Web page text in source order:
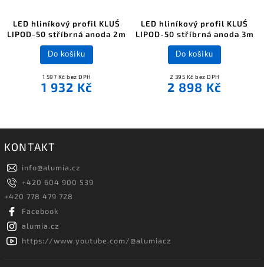
LED hliníkový profil KLUŚ
LIPOD-50 stříbrná anoda 2m
1 597 Kč bez DPH
1 932 Kč
Do košíku
LED hliníkový profil KLUŚ
LIPOD-50 stříbrná anoda 3m
2 395 Kč bez DPH
2 898 Kč
Do košíku
KONTAKT
info@alumia.cz
+420 604 900 539
+420 778 479 728
Facebook
alumia.cz
https://www.youtube.com/@alumiacz